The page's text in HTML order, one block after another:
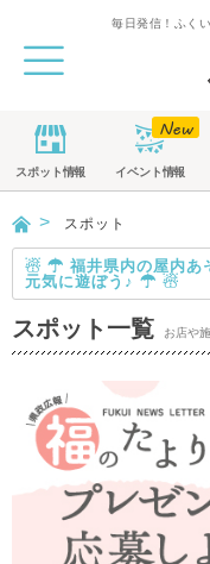
毎日発信！ふく
スポット情報 イベント情報
スポット
☃ ☂ 福井県内の屋内あ
元気に遊ぼう♪ ☂ ☃
スポット一覧 お店や